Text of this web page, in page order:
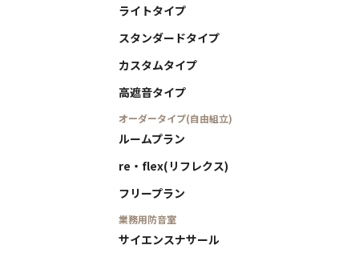
ライトタイプ
スタンダードタイプ
カスタムタイプ
高遮音タイプ
オーダータイプ(自由組立)
ルームプラン
re・flex(リフレクス)
フリープラン
業務用防音室
サイエンスナサール